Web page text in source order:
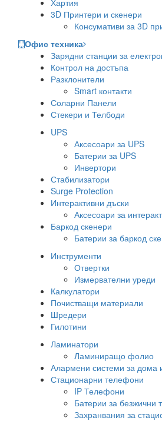
Хартия
3D Принтери и скенери
Консумативи за 3D
Офис техника
Зарядни станции за
Контрол на достъпа
Разклонители
Smart контакти
Соларни Панели
Стекери и Телбоди
UPS
Аксесоари за UPS
Батерии за UPS
Инвертори
Стабилизатори
Surge Protection
Интерактивни дъски
Аксесоари за
Баркод скенери
Батерии за баркод
Инструменти
Отвертки
Измервателни уреди
Калкулатори
Почистващи материали
Шредери
Гилотини
Ламинатори
Ламиниращо фолио
Алармени системи за дома
Стационарни телефони
IP Телефони
Батерии за безжични
Захранвания за